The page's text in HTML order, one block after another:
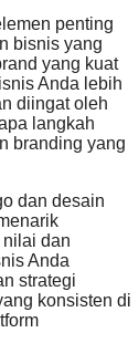
penting
bisnis yang
yang kuat
Anda lebih
diingat oleh
langkah
branding yang
dan desain
nilai dan
Anda
strategi
konsisten di